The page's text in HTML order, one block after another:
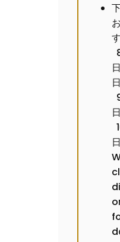
日
日
日